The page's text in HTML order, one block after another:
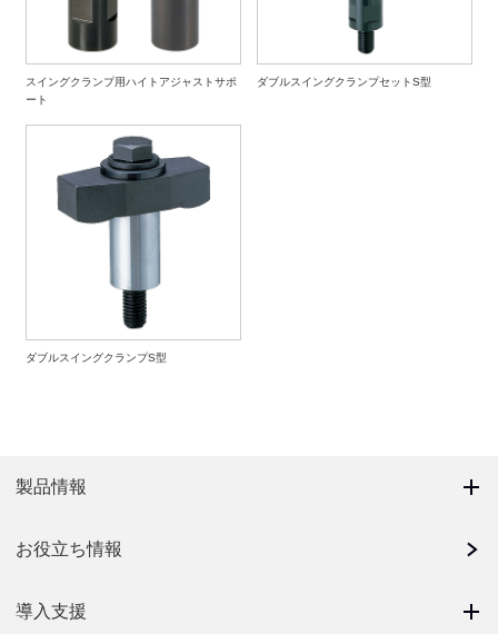
スイングクランプ用ハイトアジャストサポ
ート
ダブルスイングクランプセットS型
ダブルスイングクランプS型
製品情報
お役立ち情報
導入支援